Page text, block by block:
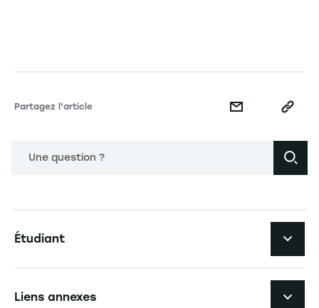
Partagez l'article
Une question ?
Étudiant
Liens annexes